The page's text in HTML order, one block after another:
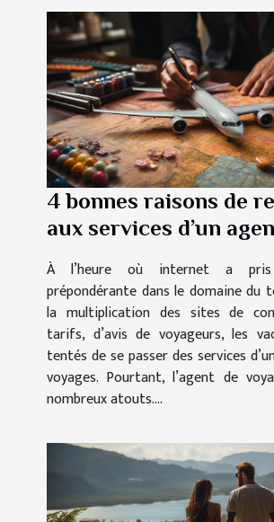
4 bonnes raisons de
aux services d’un
voyages
À l’heure où internet a
prépondérante dans le domaine du
la multiplication des sites de
tarifs, d’avis de voyageurs, les
tentés de se passer des services
voyages. Pourtant, l’agent de
nombreux atouts....